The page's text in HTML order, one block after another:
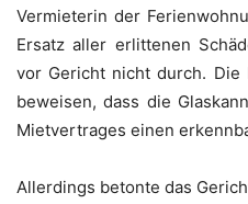
Vermieterin der
Ersatz aller erlittenen
vor Gericht nicht durch. Die
beweisen, dass die
Mietvertrages einen
Allerdings betonte das